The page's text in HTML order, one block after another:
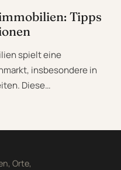
Tipps
spielt eine
insbesondere in
Diese…
Orte,